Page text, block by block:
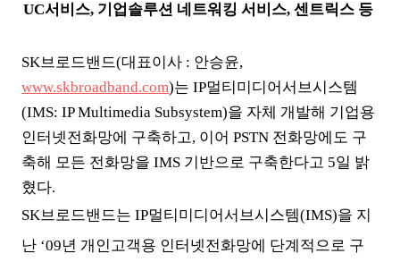
UC서비스, 기업솔루션 네트워킹 서비스, 센트릭스 등
SK브로드밴드(대표이사 : 안승윤,
www.skbroadband.com)는 IP멀티미디어서브시스템
(IMS: IP Multimedia Subsystem)을 자체 개발해 기업용
인터넷전화망에 구축하고, 이어 PSTN 전화망에도 구
축해 모든 전화망을 IMS 기반으로 구축한다고 5일 밝
혔다.
SK브로드밴드는 IP멀티미디어서브시스템(IMS)을 지
난 ‘09년 개인고객용 인터넷전화망에 단계적으로 구